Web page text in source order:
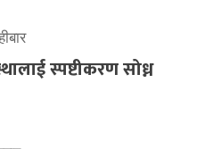
स्पष्टीकरण सोध्न